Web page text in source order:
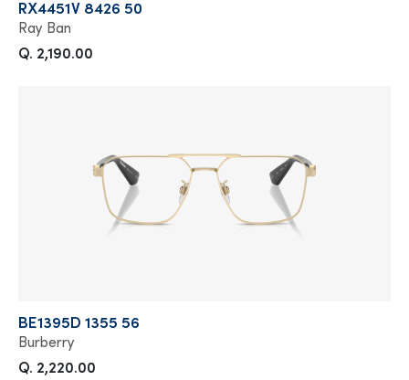
RX4451V 8426 50
Ray Ban
Q. 2,190.00
BE1395D 1355 56
Burberry
Q. 2,220.00